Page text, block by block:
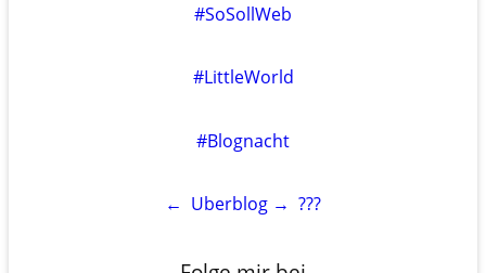
#SoSollWeb
#LittleWorld
#Blognacht
← Uberblog → ???